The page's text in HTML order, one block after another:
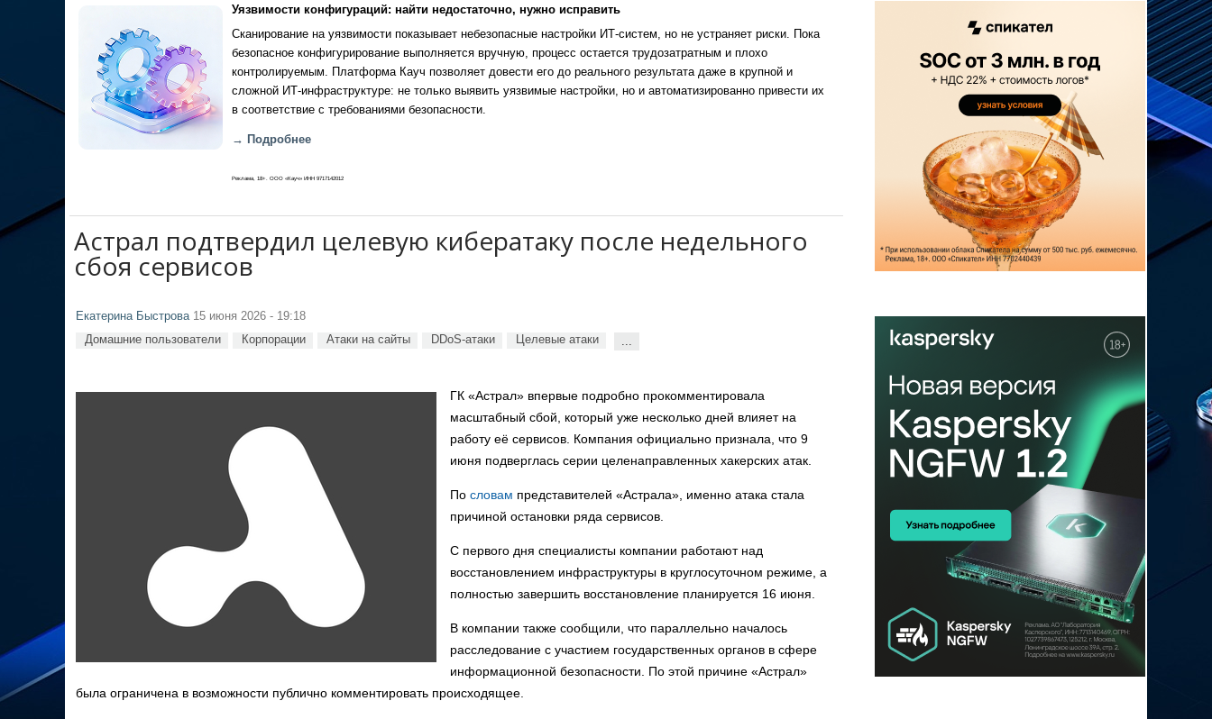
Уязвимости конфигураций: найти недостаточно, нужно исправить
Сканирование на уязвимости показывает небезопасные настройки ИТ-систем, но не устраняет риски. Пока
безопасное конфигурирование выполняется вручную, процесс остается трудозатратным и плохо
контролируемым. Платформа Кауч позволяет довести его до реального результата даже в крупной и
сложной ИТ-инфраструктуре: не только выявить уязвимые настройки, но и автоматизированно привести их
в соответствие с требованиями безопасности.
→ Подробнее
Реклама, 18+. ООО «Кауч» ИНН 9717142012
Астрал подтвердил целевую кибератаку после недельного
сбоя сервисов
Екатерина Быстрова15 июня 2026 - 19:18
Домашние пользователи Корпорации Атаки на сайты DDoS-атаки Целевые атаки ...
ГК «Астрал» впервые подробно прокомментировала
масштабный сбой, который уже несколько дней влияет на
работу её сервисов. Компания официально признала, что 9
июня подверглась серии целенаправленных хакерских атак.
По словам представителей «Астрала», именно атака стала
причиной остановки ряда сервисов.
С первого дня специалисты компании работают над
восстановлением инфраструктуры в круглосуточном режиме, а
полностью завершить восстановление планируется 16 июня.
В компании также сообщили, что параллельно началось
расследование с участием государственных органов в сфере
информационной безопасности. По этой причине «Астрал»
была ограничена в возможности публично комментировать происходящее.